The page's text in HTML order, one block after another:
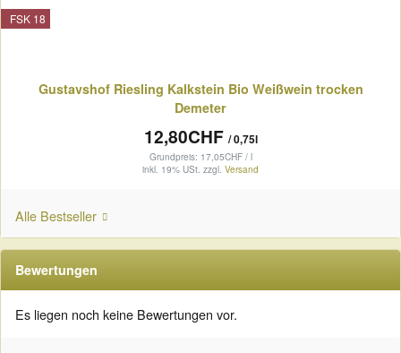
FSK 18
Gustavshof Riesling Kalkstein Bio Weißwein trocken
Demeter
12,80CHF / 0,75l
Grundpreis: 17,05CHF / l
inkl. 19% USt. zzgl. Versand
Alle Bestseller
Bewertungen
Es liegen noch keine Bewertungen vor.